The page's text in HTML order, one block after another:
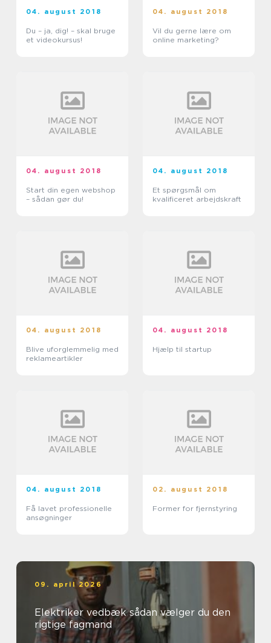
04. august 2018
Du – ja, dig! – skal bruge
et videokursus!
04. august 2018
Vil du gerne lære om
online marketing?
04. august 2018
Start din egen webshop
– sådan gør du!
04. august 2018
Et spørgsmål om
kvalificeret arbejdskraft
04. august 2018
Blive uforglemmelig med
reklameartikler
04. august 2018
Hjælp til startup
04. august 2018
Få lavet professionelle
ansøgninger
02. august 2018
Former for fjernstyring
09. april 2026
Elektriker vedbæk sådan vælger du den
rigtige fagmand